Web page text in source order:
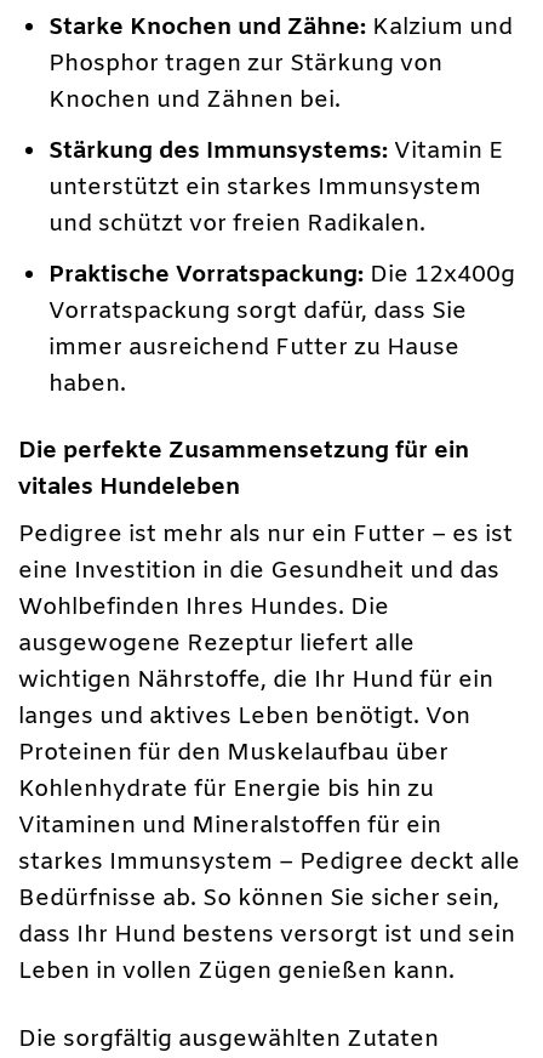
Starke Knochen und Zähne: Kalzium und
Phosphor tragen zur Stärkung von
Knochen und Zähnen bei.
Stärkung des Immunsystems: Vitamin E
unterstützt ein starkes Immunsystem
und schützt vor freien Radikalen.
Praktische Vorratspackung: Die 12x400g
Vorratspackung sorgt dafür, dass Sie
immer ausreichend Futter zu Hause
haben.
Die perfekte Zusammensetzung für ein
vitales Hundeleben
Pedigree ist mehr als nur ein Futter – es ist
eine Investition in die Gesundheit und das
Wohlbefinden Ihres Hundes. Die
ausgewogene Rezeptur liefert alle
wichtigen Nährstoffe, die Ihr Hund für ein
langes und aktives Leben benötigt. Von
Proteinen für den Muskelaufbau über
Kohlenhydrate für Energie bis hin zu
Vitaminen und Mineralstoffen für ein
starkes Immunsystem – Pedigree deckt alle
Bedürfnisse ab. So können Sie sicher sein,
dass Ihr Hund bestens versorgt ist und sein
Leben in vollen Zügen genießen kann.
Die sorgfältig ausgewählten Zutaten